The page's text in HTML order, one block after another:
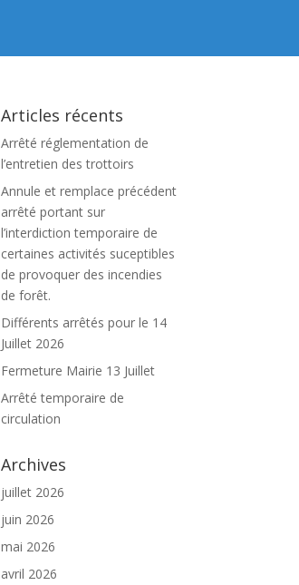
Articles récents
Arrêté réglementation de
l’entretien des trottoirs
Annule et remplace précédent
arrêté portant sur
l’interdiction temporaire de
certaines activités suceptibles
de provoquer des incendies
de forêt.
Différents arrêtés pour le 14
Juillet 2026
Fermeture Mairie 13 Juillet
Arrêté temporaire de
circulation
Archives
juillet 2026
juin 2026
mai 2026
avril 2026